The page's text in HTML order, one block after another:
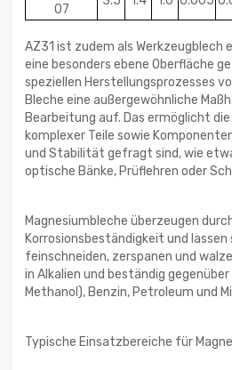
07
AZ31 ist zudem als
eine besonders ebene Oberfläche
speziellen Herstellungsprozesses
Bleche eine außergewöhnliche
Bearbeitung auf. Das ermöglicht
komplexer Teile sowie
und Stabilität gefragt sind, wie
optische Bänke, Prüflehren oder
Magnesiumbleche überzeugen
Korrosionsbeständigkeit und lassen
feinschneiden, zerspanen und
in Alkalien und beständig
Methanol), Benzin, Petroleum und
Typische Einsatzbereiche für